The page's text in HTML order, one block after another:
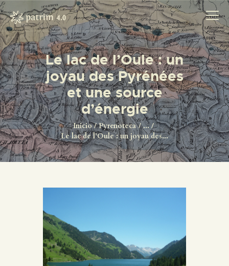
Le lac de l’Oule : un
joyau des Pyrénées
et une source
d’énergie
Inicio Pyrenoteca
...
Le lac de l’Oule : un joyau des...
INICIO
PYRENOTECA 4.0
PROYECTOS
LA RED
CONTACTO